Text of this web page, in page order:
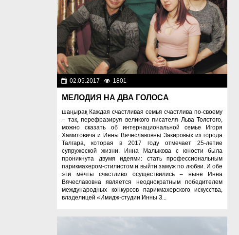
02.05.2017 1801
МЕЛОДИЯ НА ДВА ГОЛОСА
шаңырақ Каждая счастливая семья счастлива по-своему
– так, перефразируя великого писателя Льва Толстого,
можно сказать об интернациональной семье Игоря
Хамитовича и Инны Вячеславовны Закировых из города
Талгара, которая в 2017 году отмечает 25-летие
супружеской жизни. Инна Малыкова с юности была
проникнута двумя идеями: стать профессиональным
парикмахером-стилистом и выйти замуж по любви. И обе
эти мечты счастливо осуществились – ныне Инна
Вячеславовна является неоднократным победителем
международных конкурсов парикмахерского искусства,
владелицей «Имидж-студии Инны З...